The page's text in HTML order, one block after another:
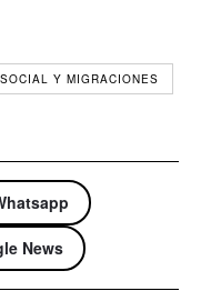
Y MIGRACIONES
News